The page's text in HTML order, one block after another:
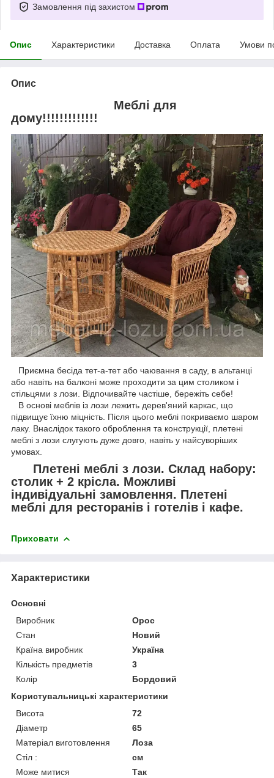
Замовлення під захистом
Опис Характеристики Доставка Оплата Умови
Опис
Меблі для
дому!!!!!!!!!!!!!
Приємна бесіда тет-а-тет або чаювання в саду, в альтанці
або навіть на балконі може проходити за цим столиком і
стільцями з лози. Відпочивайте частіше, бережіть себе!
В основі меблів із лози лежить дерев'яний каркас, що
підвищує їхню міцність. Після цього меблі покриваємо шаром
лаку. Внаслідок такого оброблення та конструкції, плетені
меблі з лози слугують дуже довго, навіть у найсуворіших
умовах.
Плетені меблі з лози. Склад набору:
столик + 2 крісла. Можливі
індивідуальні замовлення. Плетені
меблі для ресторанів і готелів і кафе.
Приховати
Характеристики
Основні
Виробник
Орос
Стан
Новий
Країна виробник
Україна
Кількість предметів
3
Колір
Бордовий
Користувальницькі характеристики
Висота
72
Діаметр
65
Матеріал виготовлення
Лоза
Стіл :
см
Може митися
Так